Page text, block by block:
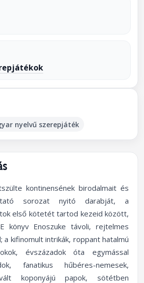
nyelvű szerepjáték
kontinensének birodalmait és
sorozat nyitó darabját, a
első kötetét tartod kezeid között,
könyv Enoszuke távoli, rejtelmes
a kifinomult intrikák, roppant hatalmú
évszázadok óta egymással
fanatikus hűbéres-nemesek,
koponyájú papok, sötétben